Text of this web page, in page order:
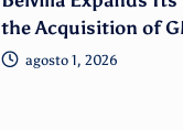
the Acquisition of
agosto 1, 2026